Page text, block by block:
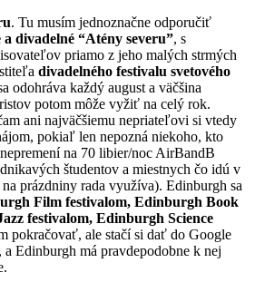
. Tu musím jednoznačne odporučiť
divadelné “Atény severu”, s
priamo z jeho malých strmých
divadelného festivalu svetového
odohráva každý august a väčšina
potom môže vyžiť na celý rok.
ani najväčšiemu nepriateľovi si vtedy
pokiaľ len nepozná niekoho, kto
na 70 libier/noc AirBandB
študentov a miestnych čo idú v
prázdniny rada využíva). Edinburgh sa
Film festivalom, Edinburgh Book
festivalom, Edinburgh Science
pokračovať, ale stačí si dať do Google
Edinburgh má pravdepodobne k nej